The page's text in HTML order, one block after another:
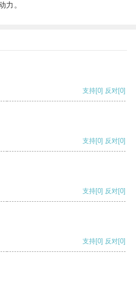
力。
支持[0] 反对[0]
支持[0] 反对[0]
支持[0] 反对[0]
支持[0] 反对[0]